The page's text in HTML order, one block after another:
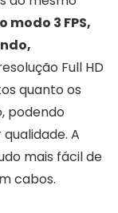
modo 3 FPS,
Full HD
quanto os
podendo
A
mais fácil de
cabos.